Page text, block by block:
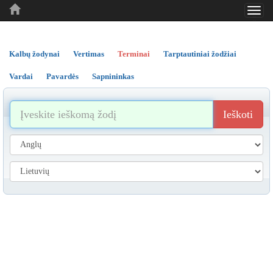
..
..
Kalbų žodynai Vertimas Terminai Tarptautiniai žodžiai
Vardai Pavardės Sapnininkas
Ieškoti